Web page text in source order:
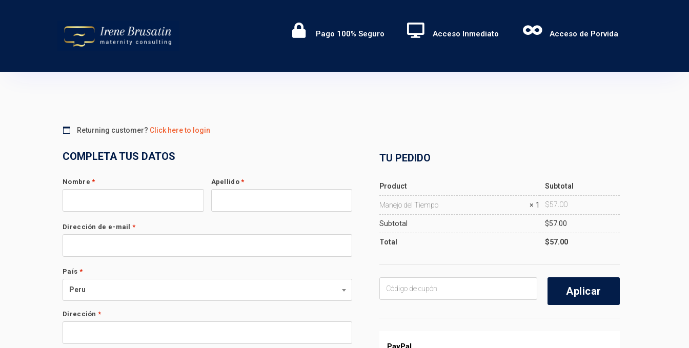
Pago 100% Seguro Acceso Inmediato Acceso de Porvida
Returning customer? Click here to login
COMPLETA TUS DATOS
Nombre* Apellido*
Dirección de e-mail*
País *
Peru
Dirección *
TU PEDIDO
Product Subtotal
Manejo del Tiempo × 1 $57.00
Subtotal $57.00
Total $57.00
Aplicar